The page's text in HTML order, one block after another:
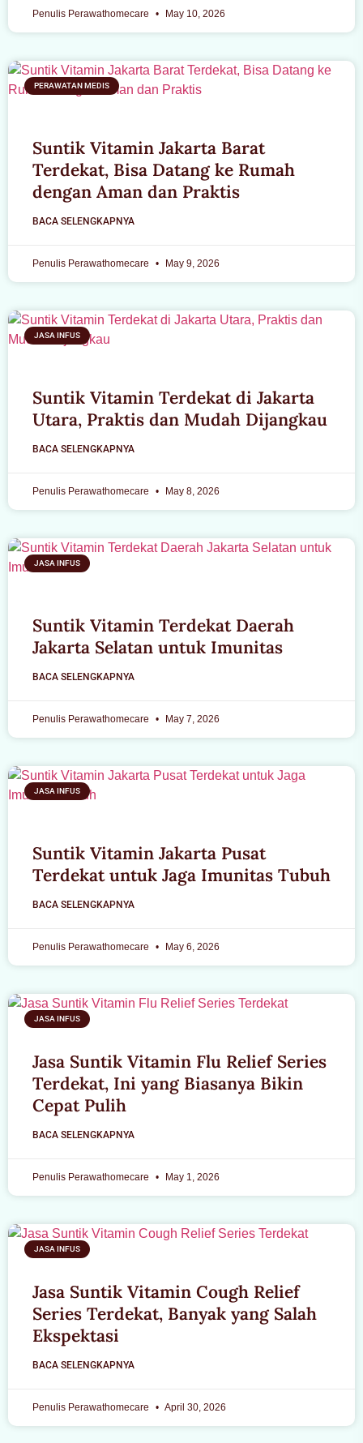
Penulis Perawathomecare May 10, 2026
PERAWATAN MEDIS
Suntik Vitamin Jakarta Barat
Terdekat, Bisa Datang ke Rumah
dengan Aman dan Praktis
BACA SELENGKAPNYA
Penulis Perawathomecare May 9, 2026
JASA INFUS
Suntik Vitamin Terdekat di Jakarta
Utara, Praktis dan Mudah Dijangkau
BACA SELENGKAPNYA
Penulis Perawathomecare May 8, 2026
JASA INFUS
Suntik Vitamin Terdekat Daerah
Jakarta Selatan untuk Imunitas
BACA SELENGKAPNYA
Penulis Perawathomecare May 7, 2026
JASA INFUS
Suntik Vitamin Jakarta Pusat
Terdekat untuk Jaga Imunitas Tubuh
BACA SELENGKAPNYA
Penulis Perawathomecare May 6, 2026
JASA INFUS
Jasa Suntik Vitamin Flu Relief Series
Terdekat, Ini yang Biasanya Bikin
Cepat Pulih
BACA SELENGKAPNYA
Penulis Perawathomecare May 1, 2026
JASA INFUS
Jasa Suntik Vitamin Cough Relief
Series Terdekat, Banyak yang Salah
Ekspektasi
BACA SELENGKAPNYA
Penulis Perawathomecare April 30, 2026